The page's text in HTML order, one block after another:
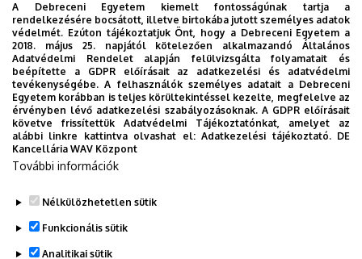
A Debreceni Egyetem kiemelt fontosságúnak tartja a
rendelkezésére bocsátott, illetve birtokába jutott személyes adatok
védelmét. Ezúton tájékoztatjuk Önt, hogy a Debreceni Egyetem a
2018. május 25. napjától kötelezően alkalmazandó Általános
Adatvédelmi Rendelet alapján felülvizsgálta folyamatait és
beépítette a GDPR előírásait az adatkezelési és adatvédelmi
tevékenységébe. A felhasználók személyes adatait a Debreceni
Egyetem korábban is teljes körültekintéssel kezelte, megfelelve az
érvényben lévő adatkezelési szabályozásoknak. A GDPR előírásait
követve frissítettük Adatvédelmi Tájékoztatónkat, amelyet az
alábbi linkre kattintva olvashat el:Adatkezelési tájékoztató. DE
Kancellária WAV Központ
További információk
Nélkülözhetetlen sütik
Funkcionális sütik
Analitikai sütik